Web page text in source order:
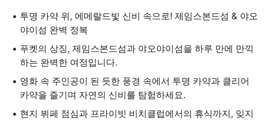
투명 카약 위, 에메랄드빛 신비 속으로! 제임스본드섬 & 야오
야이섬 완벽 정복
푸켓의 상징, 제임스본드섬과 야오야이섬을 하루 만에 만끽
하는 완벽한 여정입니다.
영화 속 주인공이 된 듯한 풍경 속에서 투명 카약과 클리어
카약을 즐기며 자연의 신비를 탐험하세요.
현지 뷔페 점심과 프라이빗 비치클럽에서의 휴식까지, 잊지